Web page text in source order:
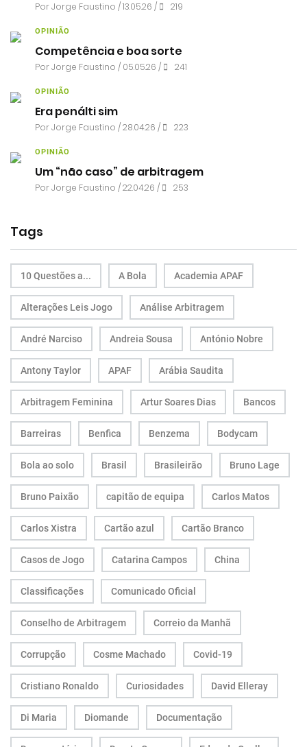
PorJorge Faustino / 13.05.26 / 219
OPINIÃO
Competência e boa sorte
PorJorge Faustino / 05.05.26 / 241
OPINIÃO
Era penálti sim
PorJorge Faustino / 28.04.26 / 223
OPINIÃO
Um “não caso” de arbitragem
PorJorge Faustino / 22.04.26 / 253
Tags
10 Questões a... A Bola Academia APAF
Alterações Leis Jogo Análise Arbitragem
André Narciso Andreia Sousa António Nobre
Antony Taylor APAF Arábia Saudita
Arbitragem Feminina Artur Soares Dias Bancos
Barreiras Benfica Benzema Bodycam
Bola ao solo Brasil Brasileirão Bruno Lage
Bruno Paixão capitão de equipa Carlos Matos
Carlos Xistra Cartão azul Cartão Branco
Casos de Jogo Catarina Campos China
Classificações Comunicado Oficial
Conselho de Arbitragem Correio da Manhã
Corrupção Cosme Machado Covid-19
Cristiano Ronaldo Curiosidades David Elleray
Di Maria Diomande Documentação